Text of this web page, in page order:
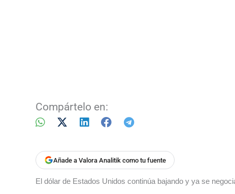
Compártelo en:
Añade a Valora Analitik como tu fuente
El dólar de Estados Unidos continúa bajando y ya se